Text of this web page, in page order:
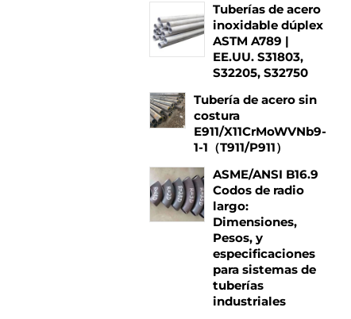
Tuberías de acero
inoxidable dúplex
ASTM A789 |
EE.UU. S31803,
S32205, S32750
Tubería de acero sin
costura
E911/X11CrMoWVNb9-
1-1（T911/P911）
ASME/ANSI B16.9
Codos de radio
largo:
Dimensiones,
Pesos, y
especificaciones
para sistemas de
tuberías
industriales